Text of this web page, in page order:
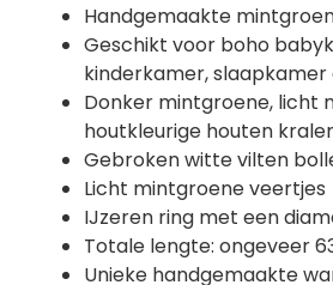
Handgemaakte
Geschikt voor boho
kinderkamer,
Donker mintgroene, licht
houtkleurige houten
Gebroken witte vilten
Licht mintgroene veertjes
IJzeren ring met een
Totale lengte: ongeveer
Unieke handgemaakte